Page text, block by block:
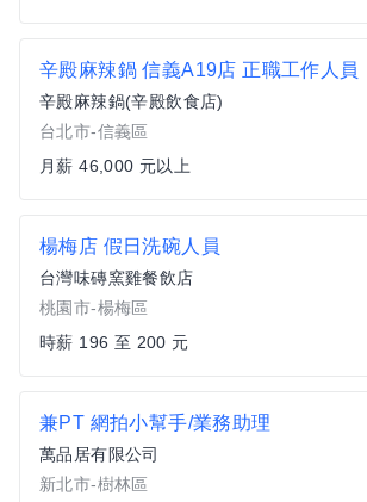
辛殿麻辣鍋 信義A19店 正職工作人員
辛殿麻辣鍋(辛殿飲食店)
台北市-信義區
月薪 46,000 元以上
楊梅店 假日洗碗人員
台灣味磚窯雞餐飲店
桃園市-楊梅區
時薪 196 至 200 元
兼PT 網拍小幫手/業務助理
萬品居有限公司
新北市-樹林區